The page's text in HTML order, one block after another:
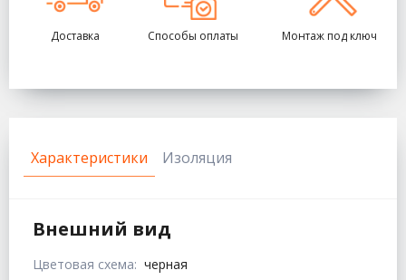
Доставка Способы оплаты Монтаж под ключ
Характеристики Изоляция
Внешний вид
Цветовая схема: черная